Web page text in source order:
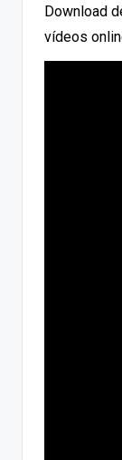
Download
vídeos